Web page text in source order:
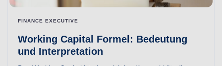
FINANCE EXECUTIVE
Working Capital Formel: Bedeutung
und Interpretation